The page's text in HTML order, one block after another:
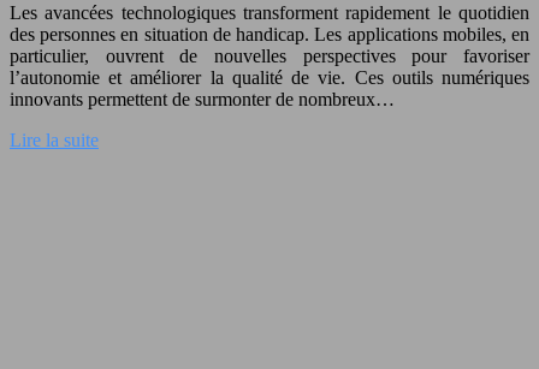
Les avancées technologiques transforment rapidement le quotidien
des personnes en situation de handicap. Les applications mobiles, en
particulier, ouvrent de nouvelles perspectives pour favoriser
l’autonomie et améliorer la qualité de vie. Ces outils numériques
innovants permettent de surmonter de nombreux…
Lire la suite